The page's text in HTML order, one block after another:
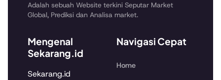
Adalah sebuah Website terkini Seputar Market
Global, Prediksi dan Analisa market.
Mengenal
Sekarang.id
Sekarang.id
Navigasi Cepat
Home